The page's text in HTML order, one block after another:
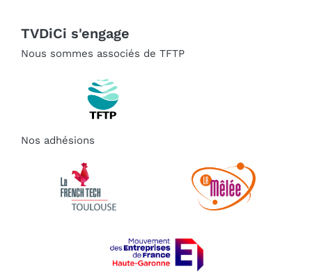
TVDiCi s'engage
Nous sommes associés de TFTP
Nos adhésions